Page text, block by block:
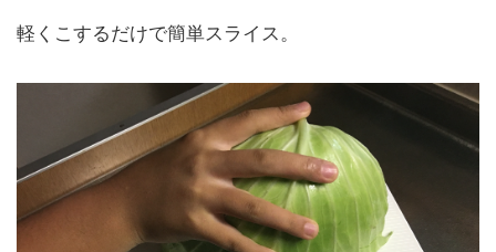
軽くこするだけで簡単スライス。